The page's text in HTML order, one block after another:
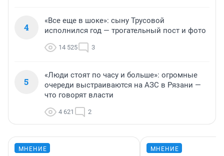
4
«Все еще в шоке»: сыну Трусовой
исполнился год — трогательный пост и фото
14 525 3
5
«Люди стоят по часу и больше»: огромные
очереди выстраиваются на АЗС в Рязани —
что говорят власти
4 621 2
МНЕНИЕ МНЕНИЕ